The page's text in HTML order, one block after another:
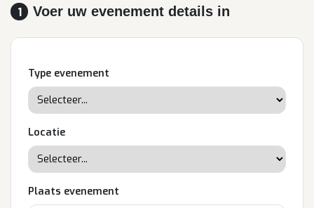
1 Voer uw evenement details in
Type evenement
Locatie
Plaats evenement